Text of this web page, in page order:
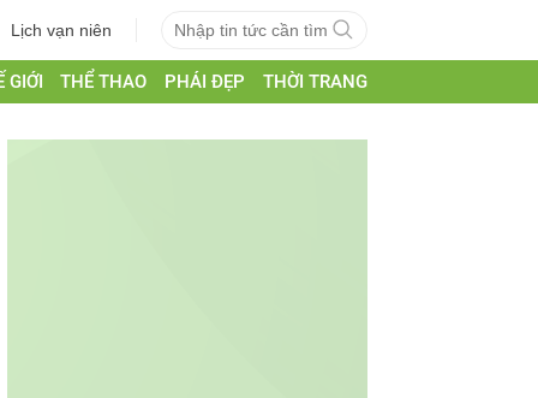
Lịch vạn niên
GIỚI THỂ THAO PHÁI ĐẸP THỜI TRANG